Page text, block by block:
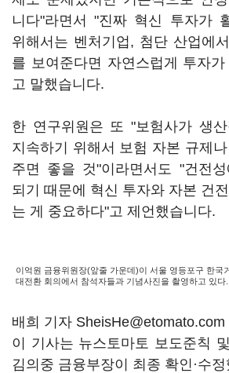
니다"라면서 "진짜 혁신 투자가
위해서는 벤처기업, 첨단 산업에
를 보여준다면 자연스럽게 투자
고 말했습니다.
한 연구위원은 또 "보험사가 생
지속하기 위해서 보험 자본 규제
주면 좋을 것"이라면서도 "건전
되기 때문에 혁신 투자와 자본 건
는 게 중요하다"고 제언했습니다.
이억원 금융위원장(앞줄 가운데)이 서울 영등포구 한국
대전환 회의에서 참석자들과 기념사진을 촬영하고 있다
배희 기자 SheisHe@etomato.com
이 기사는 뉴스토마토 보도준칙
김의중 금융부장이 최종 확인·수